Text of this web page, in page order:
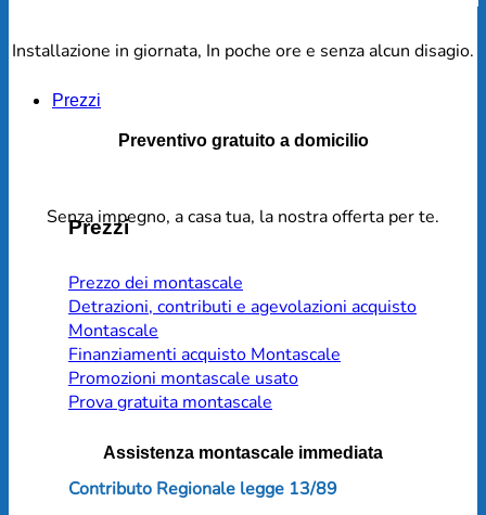
Prezzi
Prezzi
Prezzo dei montascale
Detrazioni, contributi e agevolazioni acquisto
Montascale
Finanziamenti acquisto Montascale
Promozioni montascale usato
Prova gratuita montascale
Contributo Regionale legge 13/89
Installazione in giornata, In poche ore e senza alcun disagio.
Preventivo gratuito a domicilio
Senza impegno, a casa tua, la nostra offerta per te.
Assistenza montascale immediata